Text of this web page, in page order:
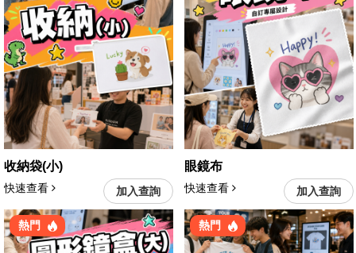
收納袋(小)
加入查詢
快速查看
眼鏡布
加入查詢
快速查看
熱門 熱門